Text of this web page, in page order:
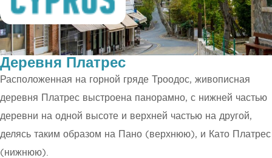
Деревня Платрес
Расположенная на горной гряде Троодос, живописная
деревня Платрес выстроена панорамно, с нижней частью
деревни на одной высоте и верхней частью на другой,
делясь таким образом на Пано (верхнюю), и Като Платрес
(нижнюю).